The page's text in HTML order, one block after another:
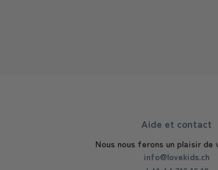
Aide et contact
Nous nous ferons un plaisir de
info@lovekids.ch